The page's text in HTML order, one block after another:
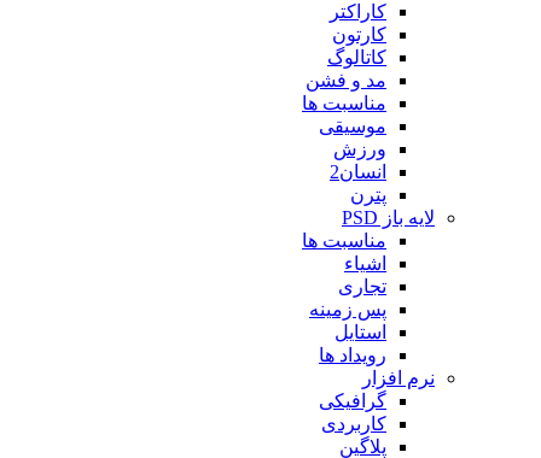
کاراکتر
کارتون
کاتالوگ
مد و فشن
مناسبت ها
موسیقی
ورزش
انسان2
پترن
لایه باز PSD
مناسبت ها
اشیاء
تجاری
پس زمینه
استایل
رویداد ها
نرم افزار
گرافیکی
کاربردی
پلاگین